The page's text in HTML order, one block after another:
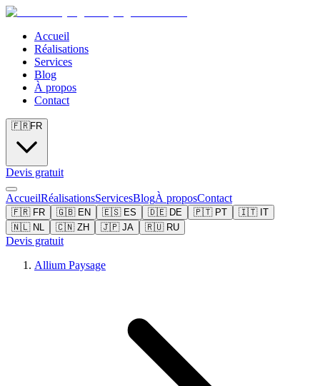
Accueil
Réalisations
Services
Blog
À propos
Contact
🇫🇷FR
Devis gratuit
AccueilRéalisationsServicesBlogÀ proposContact
🇫🇷 FR 🇬🇧 EN 🇪🇸 ES 🇩🇪 DE 🇵🇹 PT 🇮🇹 IT
🇳🇱 NL 🇨🇳 ZH 🇯🇵 JA 🇷🇺 RU
Devis gratuit
Allium Paysage